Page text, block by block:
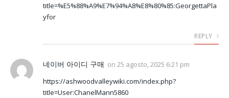
title=%E5%88%A9%E7%94%A8%E8%80%85:GeorgettaPla
yfor
REPLY
네이버 아이디 구매 on 25 agosto, 2025 6:21 pm
https://ashwoodvalleywiki.com/index.php?
title=User:ChanelMann5860